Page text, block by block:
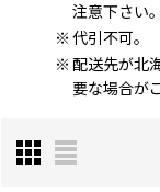
注意下さい。
※ 代引不可。
※ 配送先が北
要な場合が